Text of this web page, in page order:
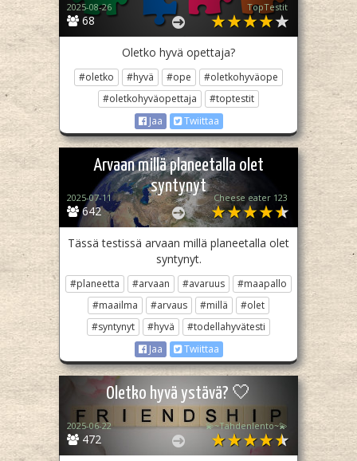
68
2025-08-26 TopTestit
Oletko hyvä opettaja?
#oletko #hyvä #ope
#oletkohyväope
#oletkohyväopettaja
#toptestit
Jaa
Twiittaa
Arvaan millä planeetalla olet
syntynyt
642
2025-07-11 Cheese eater 123
Tässä testissä arvaan millä planeetalla olet
syntynyt.
#planeetta #arvaan #avaruus
#maapallo
#maailma
#arvaus #millä
#olet
#syntynyt
#hyvä
#todellahyvätesti
Jaa
Twiittaa
Oletko hyvä ystävä? 🤍
472
2025-06-22 💫~Tähdenlento~💫